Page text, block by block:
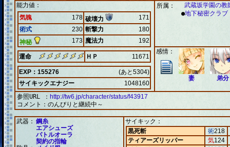
能力値：
気魄
178 破壊力
171
術式
230 斬撃力
180
神秘
173 魔法力 192
運命 ＨＰ 11671
EXP：155276
(あと5304)
サイキックエナジー
1048160
所属：
武蔵坂学園の
●地下秘密クラブ
感情：
妻 弟分
参照URL ： http://tw6.jp/character/status/f43917
コメント： のんびりと継続中～
武器： 鋼糸
エアシューズ
バトルオーラ
契約の指輪
サイキック：
黒死斬
術218
ティアーズリッパー
気124